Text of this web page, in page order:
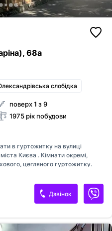
68а
слобідка
поверх 1 з 9
1975 рік побудови
в гуртожитку на вулиці
Києва . Кімнати окремі,
цегляного гуртожитку.
На поверсії розташовані 2 с/
хвилинах ходу розташовані 2
новий ЖК, в яких розташовані
площі 10 хвилин
транспорту та відмінна
Дзвінок